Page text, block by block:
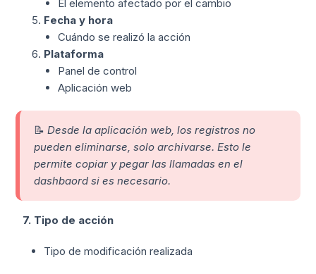
El elemento afectado por el cambio
Fecha y hora
Cuándo se realizó la acción
Plataforma
Panel de control
Aplicación web
📝Desde la aplicación web, los registros no
pueden eliminarse, solo archivarse. Esto le
permite copiar y pegar las llamadas en el
dashbaord si es necesario.
7. Tipo de acción
Tipo de modificación realizada